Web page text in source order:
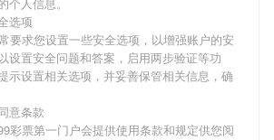
选项
要求您设置一些安全选项，以增强账户的安
设置安全问题和答案，启用两步验证等功
示设置相关选项，并妥善保管相关信息，确
意条款
彩票第一门户会提供使用条款和规定供您阅